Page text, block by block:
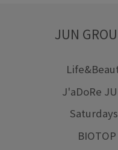
JUN
J'aDoRe
Saturdays